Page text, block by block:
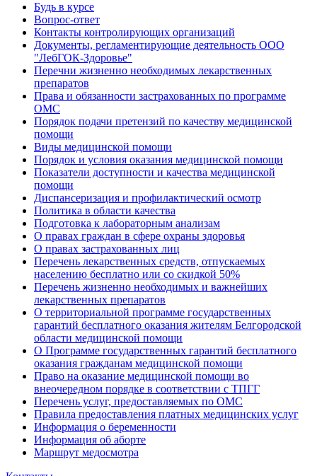
Будь в курсе
Вопрос-ответ
Контакты контролирующих организаций
Документы, регламентирующие деятельность ООО
"ЛебГОК-Здоровье"
Перечни жизненно необходимых лекарственных
препаратов
Права и обязанности застрахованных по программе
ОМС
Порядок подачи претензий по качеству медицинской
помощи
Виды медицинской помощи
Порядок и условия оказания медицинской помощи
Показатели доступности и качества медицинской
помощи
Диспансеризация и профилактический осмотр
Политика в области качества
Подготовка к лабораторным анализам
О правах граждан в сфере охраны здоровья
О правах застрахованных лиц
Перечень лекарственных средств, отпускаемых
населению бесплатно или со скидкой 50%
Перечень жизненно необходимых и важнейших
лекарственных препаратов
О территориальной программе государственных
гарантий бесплатного оказания жителям Белгородской
области медицинской помощи
О Программе государственных гарантий бесплатного
оказания гражданам медицинской помощи
Право на оказание медицинской помощи во
внеочередном порядке в соответствии с ТПГГ
Перечень услуг, предоставляемых по ОМС
Правила предоставления платных медицинских услуг
Информация о беременности
Информация об аборте
Маршрут медосмотра